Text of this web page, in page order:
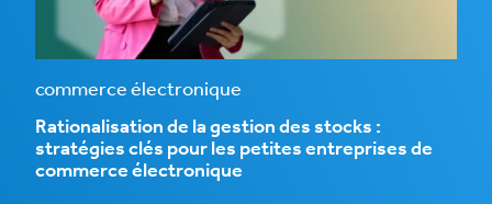
commerce électronique
Rationalisation de la gestion des stocks :
stratégies clés pour les petites entreprises de
commerce électronique